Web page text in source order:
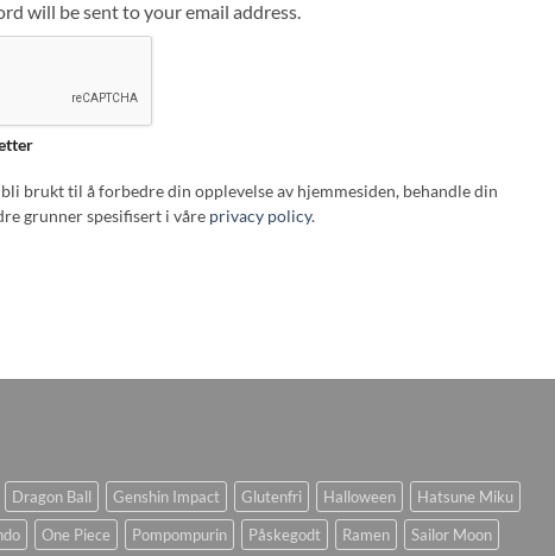
will be sent to your email address.
brukt til å forbedre din opplevelse av hjemmesiden, behandle din
grunner spesifisert i våre privacy policy.
Dragon Ball Genshin Impact Glutenfri Halloween
Hatsune Miku
One Piece Pompompurin Påskegodt Ramen
Sailor Moon